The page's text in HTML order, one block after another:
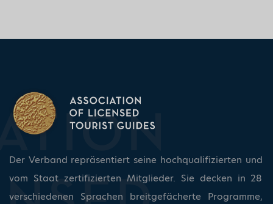
Der Verband repräsentiert seine hochqualifizierten und
vom Staat zertifizierten Mitglieder. Sie decken in 28
verschiedenen Sprachen breitgefächerte Programme,